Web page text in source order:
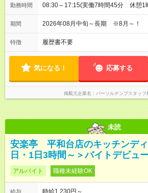
勤務時間 08:30～17:15(実働7時間45分 休憩1
期間 2026年08月中旬～長期 ※8月～！
特徴 履歴書不要
気になる！ 応募する
掲載元企業名 パーソルテンプスタッフ
未読
安楽亭 平和台店のキッチンデ
日・1日3時間～＞バイトデビュ
アルバイト 職種未経験OK
給与
時給1,230円～